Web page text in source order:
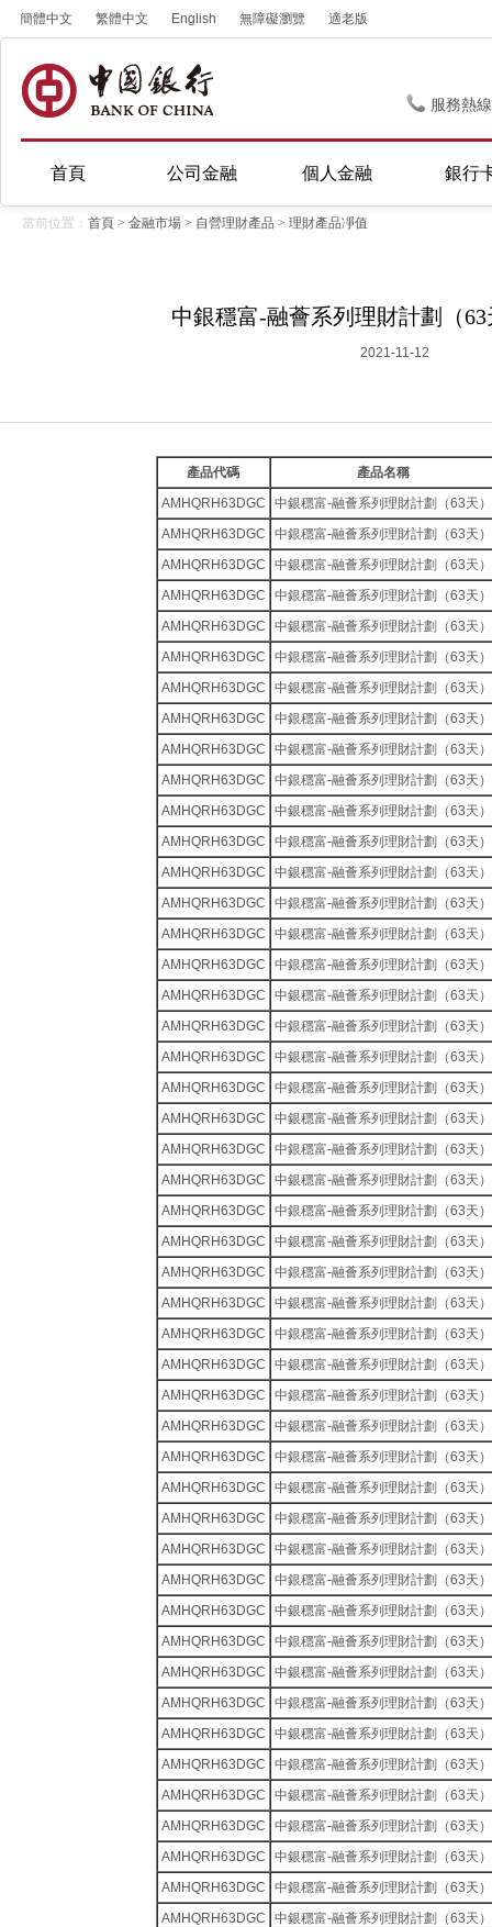
簡體中文 繁體中文 English 無障礙瀏覽 適老版
服務熱
首頁 公司金融 個人金融 銀行
當前位置： 首頁 > 金融市場 > 自營理財產品 > 理財產品凈值
中銀穩富-融薈系列理財計劃（
2021-11-12
產品代碼
產品名稱
AMHQRH63DGC
中銀穩富-融薈系列理財計劃（63天）
AMHQRH63DGC
中銀穩富-融薈系列理財計劃（63天）
AMHQRH63DGC
中銀穩富-融薈系列理財計劃（63天）
AMHQRH63DGC
中銀穩富-融薈系列理財計劃（63天）
AMHQRH63DGC
中銀穩富-融薈系列理財計劃（63天）
AMHQRH63DGC
中銀穩富-融薈系列理財計劃（63天）
AMHQRH63DGC
中銀穩富-融薈系列理財計劃（63天）
AMHQRH63DGC
中銀穩富-融薈系列理財計劃（63天）
AMHQRH63DGC
中銀穩富-融薈系列理財計劃（63天）
AMHQRH63DGC
中銀穩富-融薈系列理財計劃（63天）
AMHQRH63DGC
中銀穩富-融薈系列理財計劃（63天）
AMHQRH63DGC
中銀穩富-融薈系列理財計劃（63天）
AMHQRH63DGC
中銀穩富-融薈系列理財計劃（63天）
AMHQRH63DGC
中銀穩富-融薈系列理財計劃（63天）
AMHQRH63DGC
中銀穩富-融薈系列理財計劃（63天）
AMHQRH63DGC
中銀穩富-融薈系列理財計劃（63天）
AMHQRH63DGC
中銀穩富-融薈系列理財計劃（63天）
AMHQRH63DGC
中銀穩富-融薈系列理財計劃（63天）
AMHQRH63DGC
中銀穩富-融薈系列理財計劃（63天）
AMHQRH63DGC
中銀穩富-融薈系列理財計劃（63天）
AMHQRH63DGC
中銀穩富-融薈系列理財計劃（63天）
AMHQRH63DGC
中銀穩富-融薈系列理財計劃（63天）
AMHQRH63DGC
中銀穩富-融薈系列理財計劃（63天）
AMHQRH63DGC
中銀穩富-融薈系列理財計劃（63天）
AMHQRH63DGC
中銀穩富-融薈系列理財計劃（63天）
AMHQRH63DGC
中銀穩富-融薈系列理財計劃（63天）
AMHQRH63DGC
中銀穩富-融薈系列理財計劃（63天）
AMHQRH63DGC
中銀穩富-融薈系列理財計劃（63天）
AMHQRH63DGC
中銀穩富-融薈系列理財計劃（63天）
AMHQRH63DGC
中銀穩富-融薈系列理財計劃（63天）
AMHQRH63DGC
中銀穩富-融薈系列理財計劃（63天）
AMHQRH63DGC
中銀穩富-融薈系列理財計劃（63天）
AMHQRH63DGC
中銀穩富-融薈系列理財計劃（63天）
AMHQRH63DGC
中銀穩富-融薈系列理財計劃（63天）
AMHQRH63DGC
中銀穩富-融薈系列理財計劃（63天）
AMHQRH63DGC
中銀穩富-融薈系列理財計劃（63天）
AMHQRH63DGC
中銀穩富-融薈系列理財計劃（63天）
AMHQRH63DGC
中銀穩富-融薈系列理財計劃（63天）
AMHQRH63DGC
中銀穩富-融薈系列理財計劃（63天）
AMHQRH63DGC
中銀穩富-融薈系列理財計劃（63天）
AMHQRH63DGC
中銀穩富-融薈系列理財計劃（63天）
AMHQRH63DGC
中銀穩富-融薈系列理財計劃（63天）
AMHQRH63DGC
中銀穩富-融薈系列理財計劃（63天）
AMHQRH63DGC
中銀穩富-融薈系列理財計劃（63天）
AMHQRH63DGC
中銀穩富-融薈系列理財計劃（63天）
AMHQRH63DGC
中銀穩富-融薈系列理財計劃（63天）
AMHQRH63DGC
中銀穩富-融薈系列理財計劃（63天）